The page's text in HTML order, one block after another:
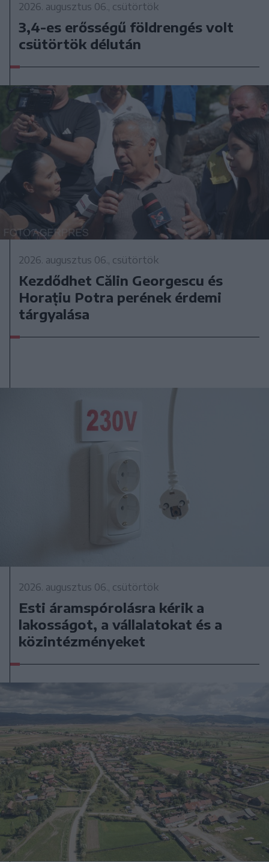
2026. augusztus 06., csütörtök
3,4-es erősségű földrengés volt
csütörtök délután
2026. augusztus 06., csütörtök
Kezdődhet Călin Georgescu és
Horațiu Potra perének érdemi
tárgyalása
2026. augusztus 06., csütörtök
Esti áramspórolásra kérik a
lakosságot, a vállalatokat és a
közintézményeket